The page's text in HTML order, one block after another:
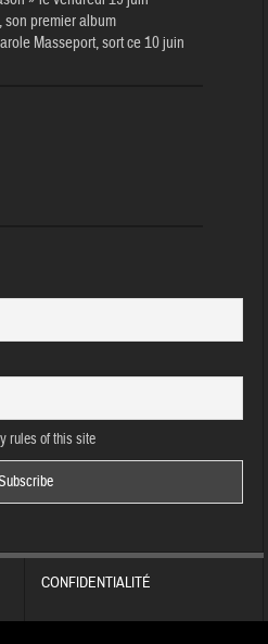
son premier album
Masseport, sort ce 10 juin
rules of this site
CONFIDENTIALITÉ